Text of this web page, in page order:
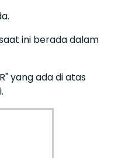
ini berada dalam
yang ada di atas